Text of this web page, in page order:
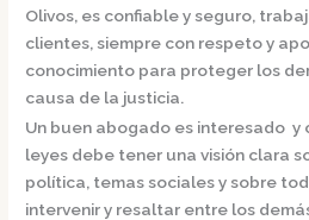
Olivos, es confiable y seguro,
clientes, siempre con respeto y
conocimiento para proteger los
causa de la justicia.
Un buen abogado es interesado y
leyes debe tener una visión clara
política, temas sociales y sobre
intervenir y resaltar entre los